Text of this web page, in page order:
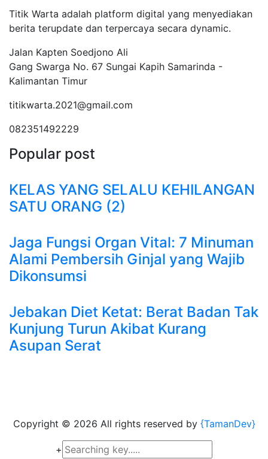
Titik Warta adalah platform digital yang menyediakan
berita terupdate dan terpercaya secara dynamic.
Jalan Kapten Soedjono Ali
Gang Swarga No. 67 Sungai Kapih Samarinda -
Kalimantan Timur
titikwarta.2021@gmail.com
082351492229
Popular post
KELAS YANG SELALU KEHILANGAN
SATU ORANG (2)
Jaga Fungsi Organ Vital: 7 Minuman
Alami Pembersih Ginjal yang Wajib
Dikonsumsi
Jebakan Diet Ketat: Berat Badan Tak
Kunjung Turun Akibat Kurang
Asupan Serat
Copyright © 2026 All rights reserved by {TamanDev}
+